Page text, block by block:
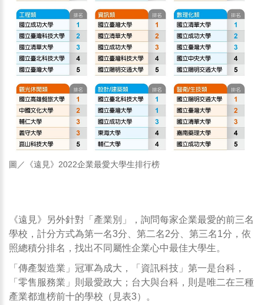
圖／《遠見》2022企業最愛大學生排行榜
《遠見》另外針對「產業別」，詢問每家企業最愛的前三名
學校，計分方式為第一名3分、第二名2分、第三名1分，依
照總積分排名，找出不同屬性企業心中最佳大學生。
「傳產製造業」冠軍為成大，「資訊科技」第一是台科，
「零售服務業」則最愛政大；台大與台科，則是唯二在三種
產業都進榜前十的學校（見表3）。